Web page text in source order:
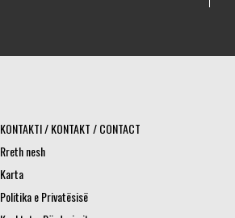
KONTAKTI / KONTAKT / CONTACT
Rreth nesh
Karta
Politika e Privatësisë